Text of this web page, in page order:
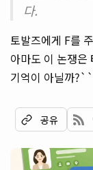
다.
토발즈에게 F를
아마도 이 논쟁은
기억이 아닐까
공유